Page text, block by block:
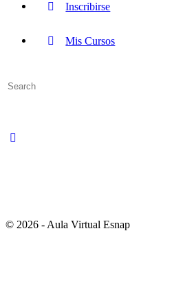
Inscribirse
Mis Cursos
Search
© 2026 - Aula Virtual Esnap